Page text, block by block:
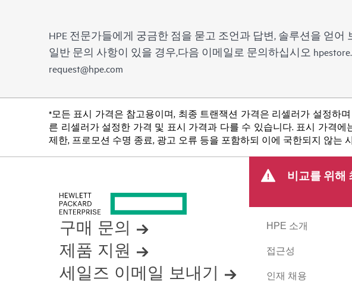
HPE 전문가들에게 궁금한 점을 묻고 조언과 답변, 솔루션을 얻어
일반 문의 사항이 있을 경우,다음 이메일로 문의하십시오
request@hpe.com
*모든 표시 가격은 참고용이며, 최종 트랜잭션 가격은 리셀러가 설정하
른 리셀러가 설정한 가격 및 표시 가격과 다를 수 있습니다. 표시 가격
제한, 프로모션 수명 종료, 광고 오류 등을 포함하되 이에 국한되지 않는
비교를 위해
구매 문의
제품 지원
세일즈 이메일 보내기
HPE 소개
접근성
인재 채용